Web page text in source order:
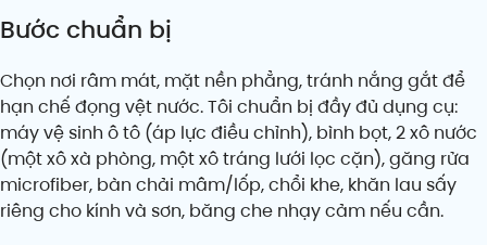
Bước chuẩn bị
Chọn nơi râm mát, mặt nền phẳng, tránh nắng gắt để
hạn chế đọng vệt nước. Tôi chuẩn bị đầy đủ dụng cụ:
máy vệ sinh ô tô (áp lực điều chỉnh), bình bọt, 2 xô nước
(một xô xà phòng, một xô tráng lưới lọc cặn), găng rửa
microfiber, bàn chải mâm/lốp, chổi khe, khăn lau sấy
riêng cho kính và sơn, băng che nhạy cảm nếu cần.